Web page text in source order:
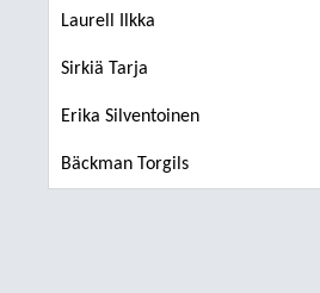
Laurell Ilkka
Sirkiä Tarja
Erika Silventoinen
Bäckman Torgils